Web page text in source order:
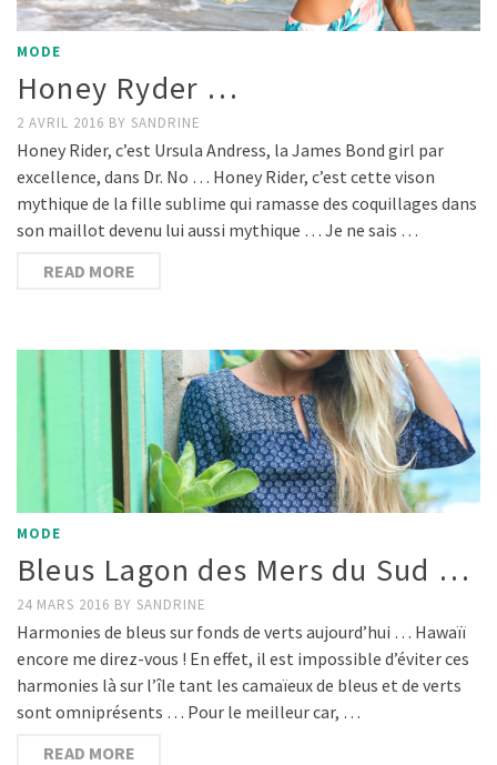
MODE
Honey Ryder …
2 AVRIL 2016 BY SANDRINE
Honey Rider, c’est Ursula Andress, la James Bond girl par
excellence, dans Dr. No … Honey Rider, c’est cette vison
mythique de la fille sublime qui ramasse des coquillages dans
son maillot devenu lui aussi mythique … Je ne sais …
READ MORE
MODE
Bleus Lagon des Mers du Sud …
24 MARS 2016 BY SANDRINE
Harmonies de bleus sur fonds de verts aujourd’hui … Hawaïï
encore me direz-vous ! En effet, il est impossible d’éviter ces
harmonies là sur l’île tant les camaïeux de bleus et de verts
sont omniprésents … Pour le meilleur car, …
READ MORE